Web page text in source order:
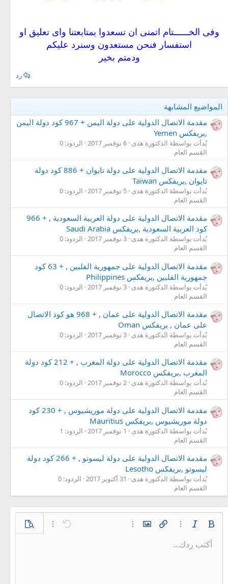
وفى الخــــــتام اتمنى ان تسعدوا بمتابعتنا واى تعليق او
استفسار فنحن مستعدون وسنرد عليكم
ودمتم بخير
رد
المواضيع المشابهة
مقدمة الاتصال الدولية على دولة اليمن + 967 كود دولة اليمن
,بريفكس Yemen
بُدأت بواسطة الدكتورة هدى 6 نوفمبر 2017
الردود: 0
القسم العام
مقدمة الاتصال الدولية على دولة تايوان + 886 كود دولة
تايوان ,بريفكس Taiwan
بُدأت بواسطة الدكتورة هدى 5 نوفمبر 2017
الردود: 0
القسم العام
مقدمة الاتصال الدولية على دولة العربية السعودية , + 966
كود العربية السعودية ,بريفكس Saudi Arabia
بُدأت بواسطة الدكتورة هدى 3 نوفمبر 2017
الردود: 0
القسم العام
مقدمة الاتصال الدولية على جمهورية الفلبين , + 63 كود
جمهورية الفلبين ,بريفكس Philippines
بُدأت بواسطة الدكتورة هدى 3 نوفمبر 2017
الردود: 0
القسم العام
مقدمة الاتصال الدولية على عمان , + 968 هو كود الاتصال
على عمان , بريفكس Oman
بُدأت بواسطة الدكتورة هدى 3 نوفمبر 2017
الردود: 0
القسم العام
مقدمة الاتصال الدولية على دولة المغرب , + 212 كود دولة
المغرب ,بريفكس Morocco
بُدأت بواسطة الدكتورة هدى 2 نوفمبر 2017
الردود: 0
القسم العام
مقدمة الاتصال الدولية على دولة موريشيوس , + 230 كود
دولة موريشيوس ,بريفكس Mauritius
بُدأت بواسطة الدكتورة هدى 1 نوفمبر 2017
الردود: 1
القسم العام
مقدمة الاتصال الدولية على دولة ليسوتو , + 266 كود دولة
ليسوتو ,بريفكس Lesotho
بُدأت بواسطة الدكتورة هدى 31 أكتوبر 2017
الردود: 0
القسم العام
غامق مائل خيارات إضافية…
إدراج رابطإدراج صورةخيارات إضافية… تراجع خيارات إضافية…
معاينة
حجم الخط
9
لون النصعائلة الخط الإبتسامات
إقتباسميديا إعادة تبديل الـ BB codeإزالة التنسيقأكتب ردك...